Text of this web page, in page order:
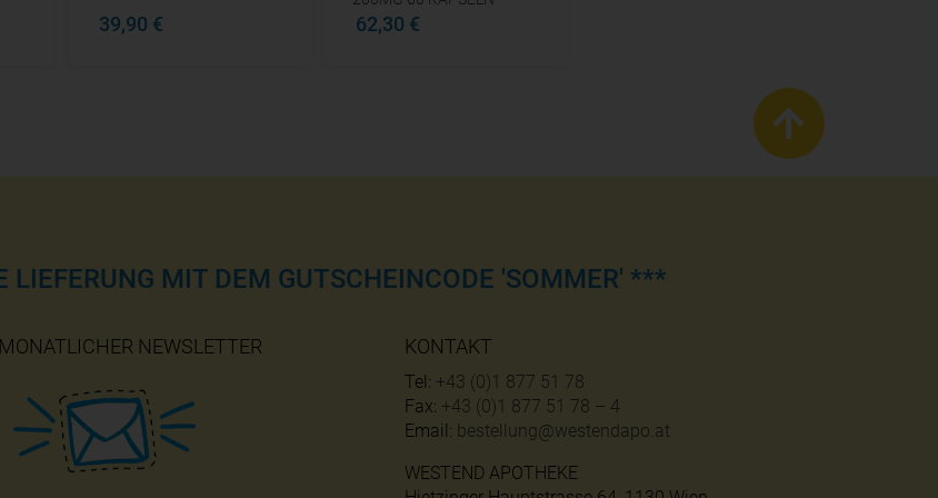
39,90 € 62,30 €
LIEFERUNG MIT DEM GUTSCHEINCODE 'SOMMER' ***
MONATLICHER NEWSLETTER KONTAKT
Tel: +43 (0)1 877 51 78
Fax: +43 (0)1 877 51 78 – 4
Email: bestellung@westendapo.at
WESTEND APOTHEKE